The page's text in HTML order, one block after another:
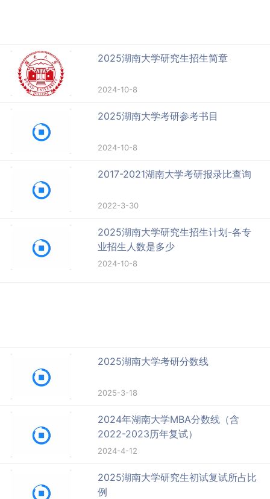
2025湖南大学研究生招生简章
2024-10-8
2025湖南大学考研参考书目
2024-10-8
2017-2021湖南大学考研报录比查询
2022-3-30
2025湖南大学研究生招生计划-各专
业招生人数是多少
2024-10-8
2025湖南大学考研分数线
2025-3-18
2024年湖南大学MBA分数线（含
2022-2023历年复试）
2024-4-12
2025湖南大学研究生初试复试所占比
例